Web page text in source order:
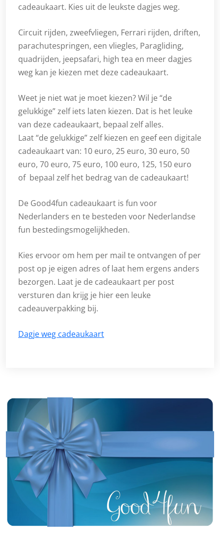
cadeaukaart. Kies uit de leukste dagjes weg.
Circuit rijden, zweefvliegen, Ferrari rijden, driften,
parachutespringen, een vliegles, Paragliding,
quadrijden, jeepsafari, high tea en meer dagjes
weg kan je kiezen met deze cadeaukaart.
Weet je niet wat je moet kiezen? Wil je “de
gelukkige” zelf iets laten kiezen. Dat is het leuke
van deze cadeaukaart, bepaal zelf alles.
Laat “de gelukkige” zelf kiezen en geef een digitale
cadeaukaart van: 10 euro, 25 euro, 30 euro, 50
euro, 70 euro, 75 euro, 100 euro, 125, 150 euro
of bepaal zelf het bedrag van de cadeaukaart!
De Good4fun cadeaukaart is fun voor
Nederlanders en te besteden voor Nederlandse
fun bestedingsmogelijkheden.
Kies ervoor om hem per mail te ontvangen of per
post op je eigen adres of laat hem ergens anders
bezorgen. Laat je de cadeaukaart per post
versturen dan krijg je hier een leuke
cadeauverpakking bij.
Dagje weg cadeaukaart